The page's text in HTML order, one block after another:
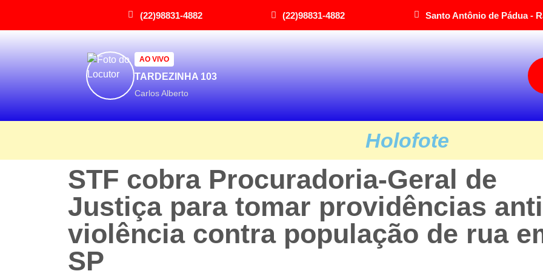
(22)98831-4882 (22)98831-4882 Santo Antônio de Pádua -
AO VIVO
TARDEZINHA 103
Carlos Alberto
Holofote
STF cobra Procuradoria-Geral de
Justiça para tomar providências
violência contra população de rua
SP